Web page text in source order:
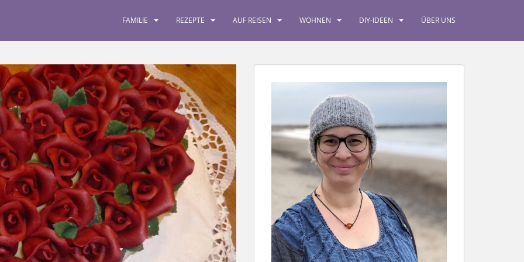
FAMILIE REZEPTE AUF REISEN WOHNEN DIY-IDEEN ÜBER UNS